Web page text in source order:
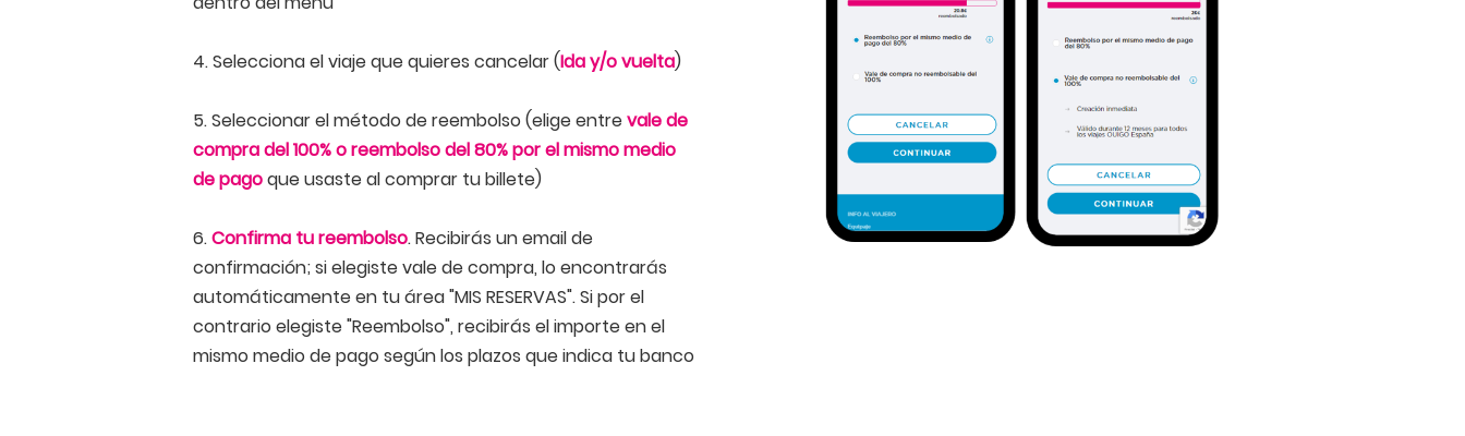
4. Selecciona el viaje que quieres cancelar (Ida y/o vuelta)
5. Seleccionar el método de reembolso (elige entrevale de
compra del 100% o reembolso del 80% por el mismo medio
de pagoque usaste al comprar tu billete)
6.Confirma tu reembolso. Recibirás un email de
confirmación; si elegiste vale de compra, lo encontrarás
automáticamente en tu área "MIS RESERVAS". Si por el
contrario elegiste "Reembolso", recibirás el importe en el
mismo medio de pago según los plazos que indica tu banco